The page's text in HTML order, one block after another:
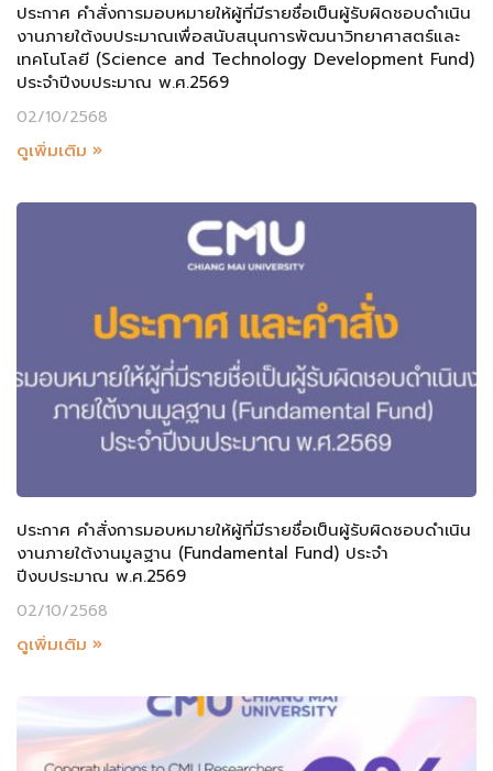
ประกาศ คำสั่งการมอบหมายให้ผู้ที่มีรายชื่อเป็นผู้รับผิดชอบดำเนิน
งานภายใต้งบประมาณเพื่อสนับสนุนการพัฒนาวิทยาศาสตร์และ
เทคโนโลยี (Science and Technology Development Fund)
ประจำปีงบประมาณ พ.ศ.2569
02/10/2568
ดูเพิ่มเติม »
ประกาศ คำสั่งการมอบหมายให้ผู้ที่มีรายชื่อเป็นผู้รับผิดชอบดำเนิน
งานภายใต้งานมูลฐาน (Fundamental Fund) ประจำ
ปีงบประมาณ พ.ศ.2569
02/10/2568
ดูเพิ่มเติม »